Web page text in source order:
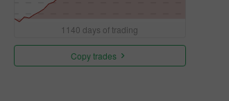
1140 days of trading
Copy trades